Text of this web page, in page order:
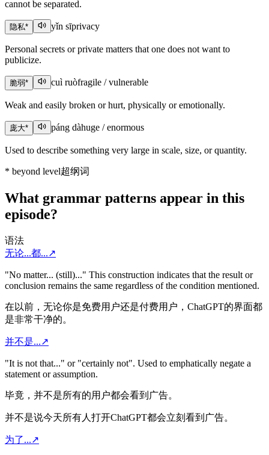
cannot be separated.
隐私* yǐn sīprivacy
Personal secrets or private matters that one does not want to
publicize.
脆弱* cuì ruòfragile / vulnerable
Weak and easily broken or hurt, physically or emotionally.
庞大* páng dàhuge / enormous
Used to describe something very large in scale, size, or quantity.
* beyond level超纲词
What grammar patterns appear in this
episode?
语法
无论...都...↗
"No matter... (still)..." This construction indicates that the result or
conclusion remains the same regardless of the condition mentioned.
在以前，无论你是免费用户还是付费用户，ChatGPT的界面都
是非常干净的。
并不是...↗
"It is not that..." or "certainly not". Used to emphatically negate a
statement or assumption.
毕竟，并不是所有的用户都会看到广告。
并不是说今天所有人打开ChatGPT都会立刻看到广告。
为了...↗